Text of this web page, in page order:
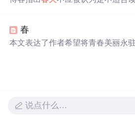
战、机器学习实战、数据分析与挖
春
本文表达了作者希望将青春美丽永
说点什么…